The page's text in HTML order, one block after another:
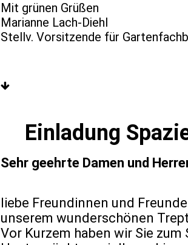
Mit grünen Grüßen
Marianne Lach-Diehl
Stellv. Vorsitzende für
Einladung
Sehr geehrte Damen und
liebe Freundinnen und
unserem wunderschönen
Vor Kurzem haben wir Sie